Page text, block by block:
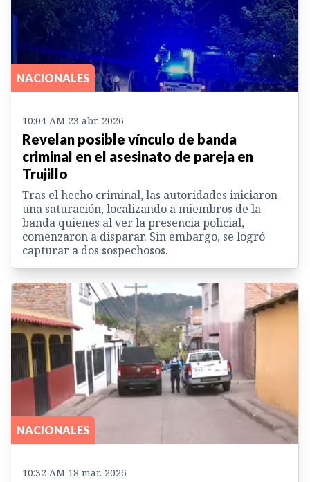
NACIONALES
10:04 AM 23 abr. 2026
Revelan posible vínculo de banda
criminal en el asesinato de pareja en
Trujillo
Tras el hecho criminal, las autoridades iniciaron
una saturación, localizando a miembros de la
banda quienes al ver la presencia policial,
comenzaron a disparar. Sin embargo, se logró
capturar a dos sospechosos.
NACIONALES
10:32 AM 18 mar. 2026